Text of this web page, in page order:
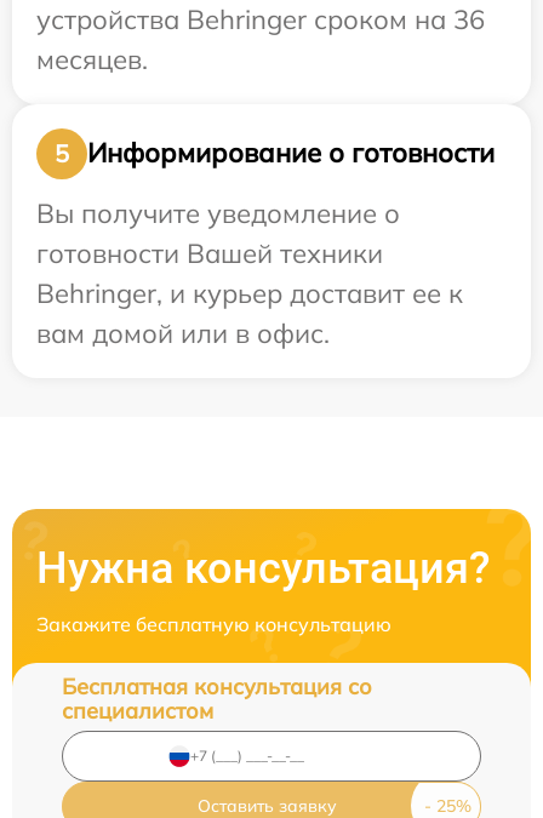
устройства Behringer сроком на 36
месяцев.
5
Информирование о готовности
Вы получите уведомление о
готовности Вашей техники
Behringer, и курьер доставит ее к
вам домой или в офис.
Нужна консультация?
Закажите бесплатную консультацию
Бесплатная консультация со
специалистом
Оставить заявку